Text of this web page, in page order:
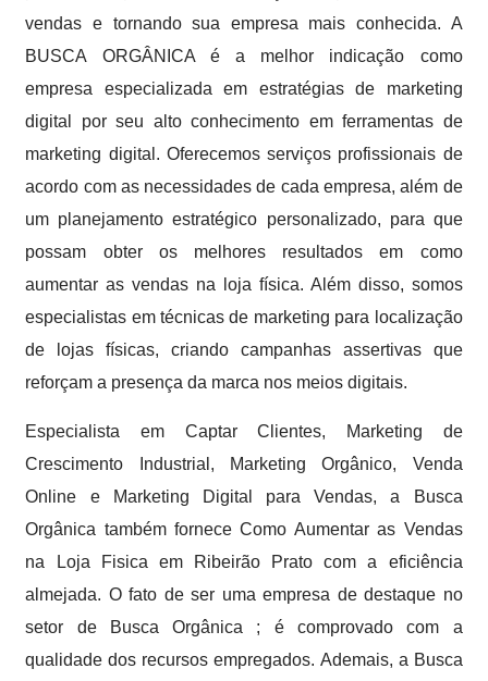
vendas e tornando sua empresa mais conhecida. A
BUSCA ORGÂNICA é a melhor indicação como
empresa especializada em estratégias de marketing
digital por seu alto conhecimento em ferramentas de
marketing digital. Oferecemos serviços profissionais de
acordo com as necessidades de cada empresa, além de
um planejamento estratégico personalizado, para que
possam obter os melhores resultados em como
aumentar as vendas na loja física. Além disso, somos
especialistas em técnicas de marketing para localização
de lojas físicas, criando campanhas assertivas que
reforçam a presença da marca nos meios digitais.
Especialista em Captar Clientes, Marketing de
Crescimento Industrial, Marketing Orgânico, Venda
Online e Marketing Digital para Vendas, a Busca
Orgânica também fornece Como Aumentar as Vendas
na Loja Fisica em Ribeirão Prato com a eficiência
almejada. O fato de ser uma empresa de destaque no
setor de Busca Orgânica ; é comprovado com a
qualidade dos recursos empregados. Ademais, a Busca